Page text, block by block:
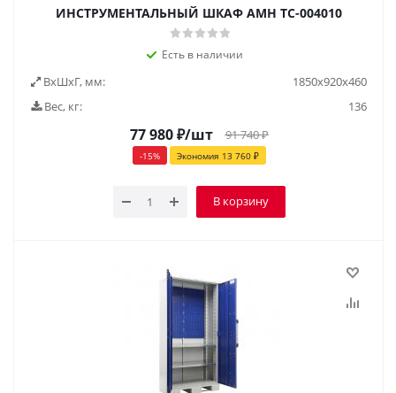
ИНСТРУМЕНТАЛЬНЫЙ ШКАФ AMH TC-004010
Есть в наличии
ВxШxГ, мм:
1850x920x460
Вес, кг:
136
77 980₽/шт 91 740₽
-15% Экономия 13 760₽
В корзину